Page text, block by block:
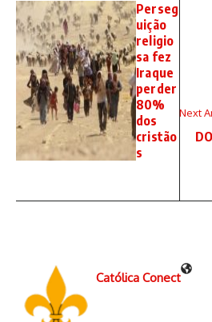
Perseg
uição
religio
sa fez
Iraque
perder
80%
dos
cristão
s
Next
Católica Conect